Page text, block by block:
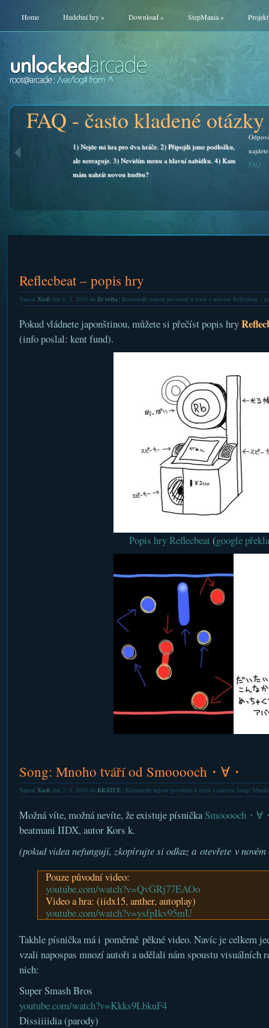
Home Hudební hry» Download» StepMania»
FAQ - často kladené otázky
1) Nejde mi hra pro dva hráče. 2) Připojili jsme podložku,
ale nereaguje. 3) Nevidím menu a hlavní nabídku. 4) Kam
mám nahrát novou hudbu?
FAQ
Reflecbeat – popis hry
Napsal Xsoftdne 6. 5. 2010 do Ze světa| Komentáře nejsou povolenéu textu s názvem Reflecbeat –
Pokud vládnete japonštinou, můžete si přečíst popis hry
(info poslal: kent fund).
Popis hry Reflecbeat (google
Song: Mnoho tváří od Smooooch・∀・
Napsal Xsoftdne 2. 5. 2010 do KRÁTCE| Komentáře nejsou povolenéu textu s názvem Song:
Možná víte, možná nevíte, že existuje písničkaSmooooch・∀
beatmani IIDX, autor Kors k.
(pokud videa nefungují, zkopírujte si odkaz a otevřete v novém
Pouze původní video:
youtube.com/watch?v=QvGRj77EAOo
Video a hra: (iidx15, anther, autoplay)
youtube.com/watch?v=ysfpIkv95mU
Takhle písnička má i poměrně pěkné video. Navíc je celkem
vzali napospas mnozí autoři a udělali nám spoustu visuálních
nich:
Super Smash Bros
youtube.com/watch?v=Kkks9LbkuF4
Dissiiiidia (parody)